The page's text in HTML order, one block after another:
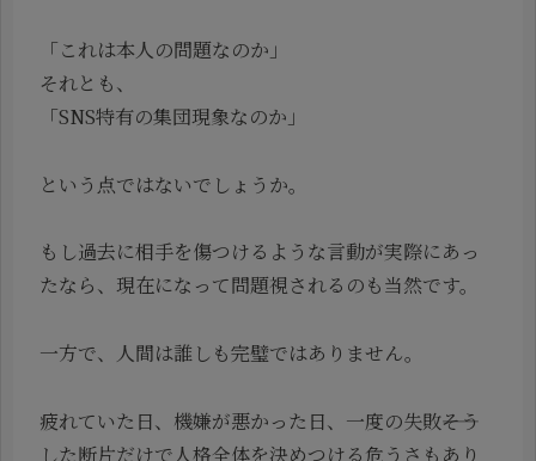
「これは本人の問題なのか」
それとも、
「SNS特有の集団現象なのか」
という点ではないでしょうか。
もし過去に相手を傷つけるような言動が実際にあっ
たなら、現在になって問題視されるのも当然です。
一方で、人間は誰しも完璧ではありません。
疲れていた日、機嫌が悪かった日、一度の失敗――そう
した断片だけで人格全体を決めつける危うさもあり